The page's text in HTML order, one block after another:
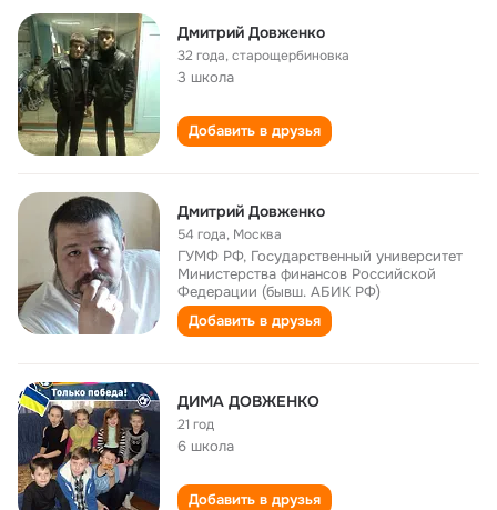
Дмитрий Довженко
32 года,старощербиновка
3 школа
Добавить в друзья
Дмитрий Довженко
54 года, Москва
ГУМФ РФ, Государственный университет
Министерства финансов Российской
Федерации (бывш. АБИК РФ)
Добавить в друзья
ДИМА ДОВЖЕНКО
21 год
6 школа
Добавить в друзья